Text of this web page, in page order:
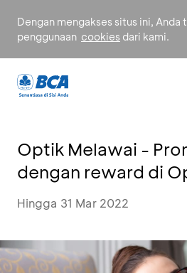
Dengan mengakses situs ini, Anda
penggunaan cookies dari kami.
Optik Melawai -
dengan reward di
Hingga 31 Mar 2022